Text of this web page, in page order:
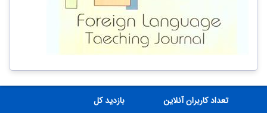
تعداد کاربران آنلاین
بازدید کل